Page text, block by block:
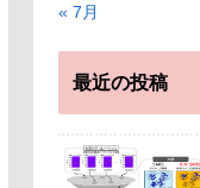
« 7月
最近の投稿